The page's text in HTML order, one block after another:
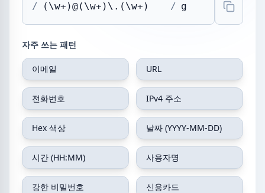
/ /
자주 쓰는 패턴
이메일 URL
전화번호 IPv4 주소
Hex 색상 날짜 (YYYY-MM-DD)
시간 (HH:MM) 사용자명
강한 비밀번호 신용카드